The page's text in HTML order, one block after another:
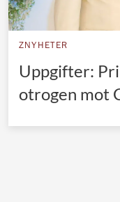
ZNYHETER
Uppgifter:
otrogen mot